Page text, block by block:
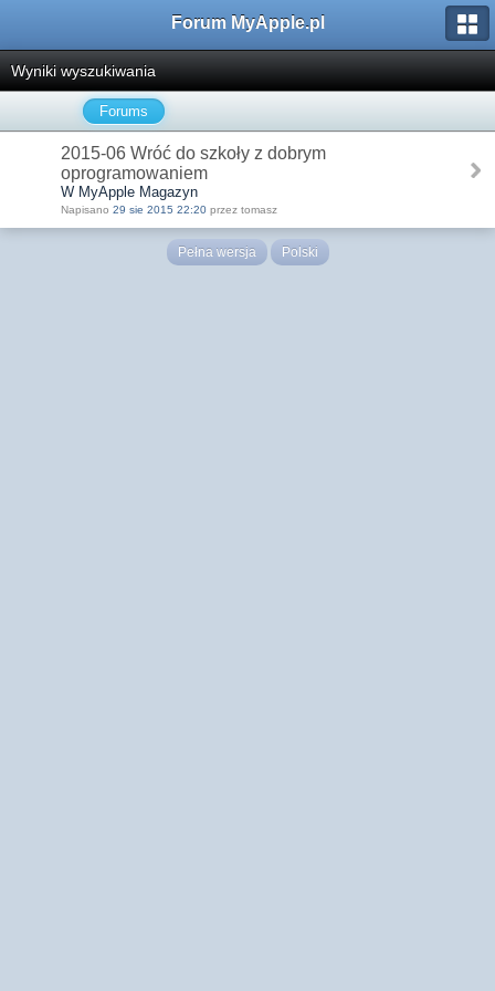
Forum MyApple.pl
Wyniki wyszukiwania
Forums
2015-06 Wróć do szkoły z dobrym
oprogramowaniem
W MyApple Magazyn
Napisano 29 sie 2015 22:20 przez tomasz
Pełna wersja Polski